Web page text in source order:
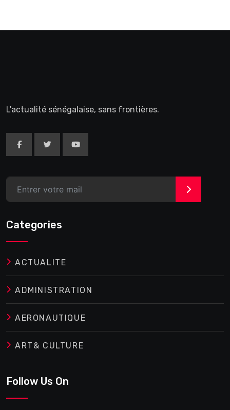
L'actualité sénégalaise, sans frontières.
>
Categories
ACTUALITE
ADMINISTRATION
AERONAUTIQUE
ART& CULTURE
Follow Us On